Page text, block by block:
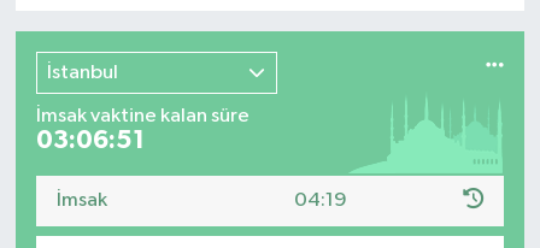
İstanbul
İmsak vaktine kalan süre
03:06:51
İmsak 04:19